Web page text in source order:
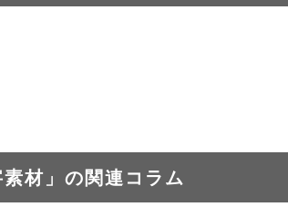
素材」の関連コラム